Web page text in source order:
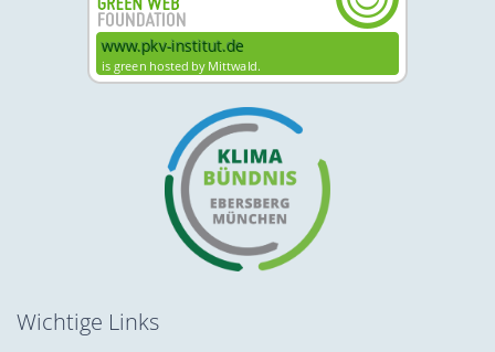
Wichtige Links